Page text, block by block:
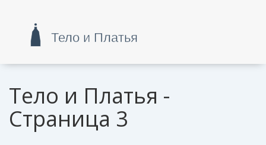
Тело и Платья -
Страница 3